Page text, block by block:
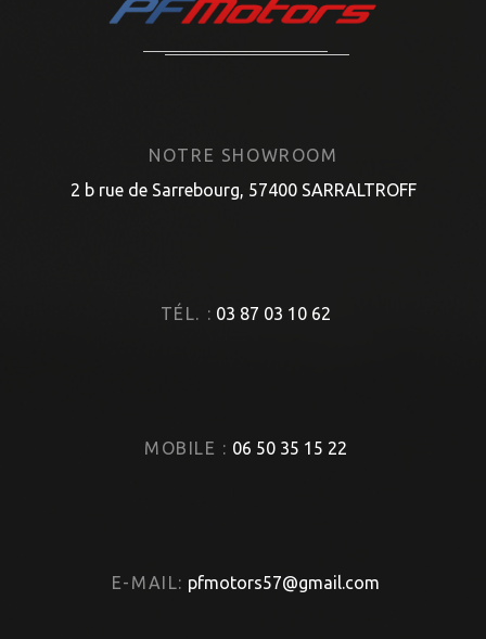
NOTRE SHOWROOM
2 b rue de Sarrebourg, 57400 SARRALTROFF
TÉL. : 03 87 03 10 62
MOBILE : 06 50 35 15 22
E-MAIL: pfmotors57@gmail.com